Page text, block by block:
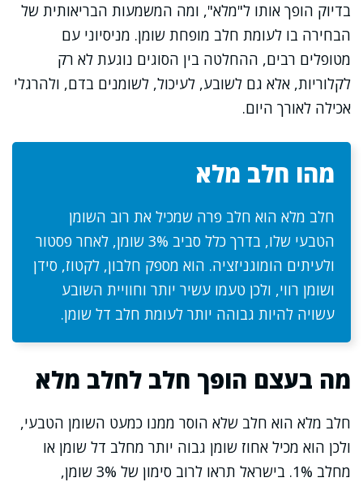
בדיוק הופך אותו ל"מלא", ומה המשמעות הבריאותית של
הבחירה בו לעומת חלב מופחת שומן. מניסיוני עם
מטופלים רבים, ההחלטה בין הסוגים נוגעת לא רק
לקלוריות, אלא גם לשובע, לעיכול, לשומנים בדם, ולהרגלי
אכילה לאורך היום.
מהו חלב מלא
חלב מלא הוא חלב פרה שמכיל את רוב השומן
הטבעי שלו, בדרך כלל סביב 3% שומן, לאחר פסטור
ולעיתים הומוגניזציה. הוא מספק חלבון, לקטוז, סידן
ושומן רווי, ולכן טעמו עשיר יותר וחוויית השובע
עשויה להיות גבוהה יותר לעומת חלב דל שומן.
מה בעצם הופך חלב לחלב מלא
חלב מלא הוא חלב שלא הוסר ממנו כמעט השומן הטבעי,
ולכן הוא מכיל אחוז שומן גבוה יותר מחלב דל שומן או
מחלב 1%. בישראל תראו לרוב סימון של 3% שומן,